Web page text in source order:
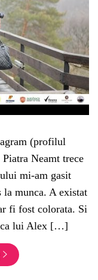
(profilul
Neamt trece
mi-am gasit
la munca. A existat
fi fost colorata. Si
lui Alex […]